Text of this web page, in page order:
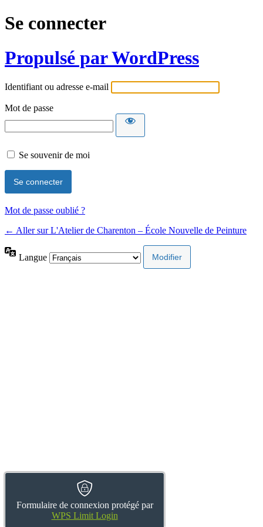
Se connecter
Propulsé par WordPress
Identifiant ou adresse e-mail
Mot de passe
Formulaire de connexion protégé par
WPS Limit Login
Se souvenir de moi
Mot de passe oublié ?
← Aller sur L'Atelier de Charenton – École Nouvelle de Peinture
Langue